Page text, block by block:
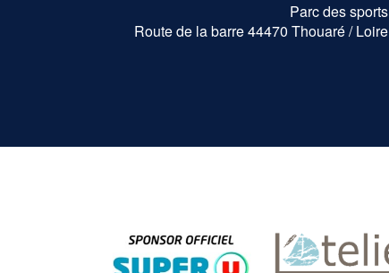
Parc des sports
Route de la barre 44470 Thouaré / Loire